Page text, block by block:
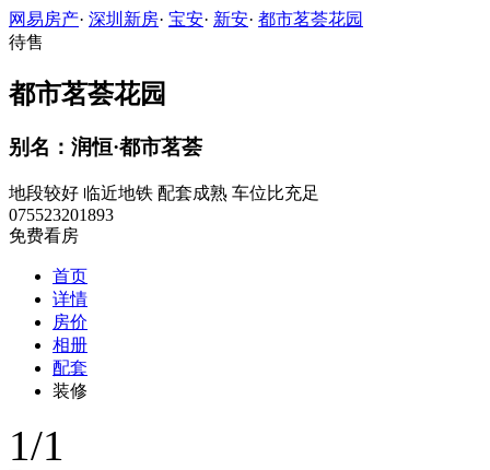
网易房产· 深圳新房· 宝安· 新安· 都市茗荟花园
待售
都市茗荟花园
别名：润恒·都市茗荟
地段较好 临近地铁 配套成熟 车位比充足
075523201893
免费看房
首页
详情
房价
相册
配套
装修
1/1